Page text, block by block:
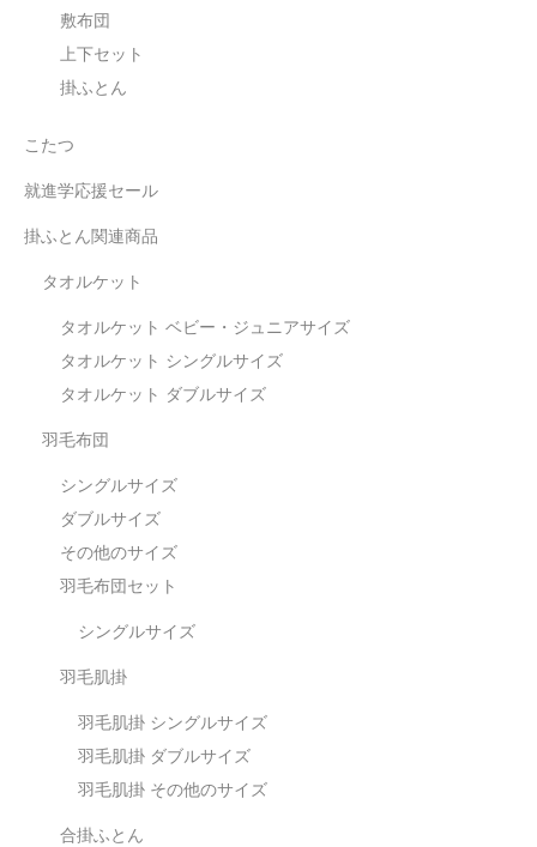
敷布団
上下セット
掛ふとん
こたつ
就進学応援セール
掛ふとん関連商品
タオルケット
タオルケット ベビー・ジュニアサイズ
タオルケット シングルサイズ
タオルケット ダブルサイズ
羽毛布団
シングルサイズ
ダブルサイズ
その他のサイズ
羽毛布団セット
シングルサイズ
羽毛肌掛
羽毛肌掛 シングルサイズ
羽毛肌掛 ダブルサイズ
羽毛肌掛 その他のサイズ
合掛ふとん